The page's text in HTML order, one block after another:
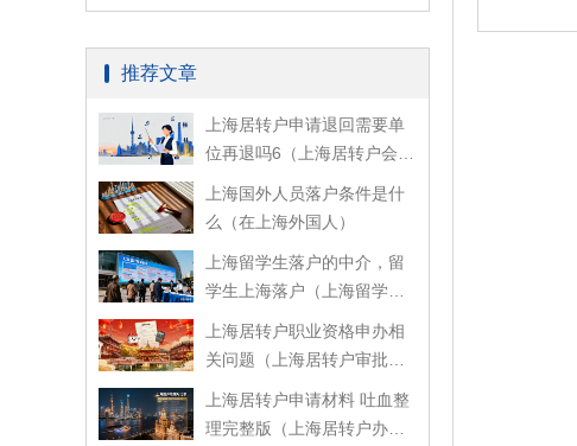
推荐文章
上海居转户申请退回需要单
位再退吗6（上海居转户会取
消吗）
上海国外人员落户条件是什
么（在上海外国人）
上海留学生落户的中介，留
学生上海落户（上海留学生
落户政策）
上海居转户职业资格申办相
关问题（上海居转户审批流
程）
上海居转户申请材料 吐血整
理完整版（上海居转户办理